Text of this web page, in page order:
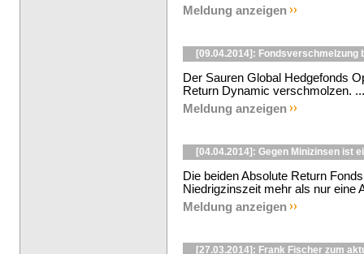
Meldung anzeigen
[09.04.2014]: Fondsverschmelzung
Der Sauren Global Hedgefonds
Return Dynamic verschmolzen. ...
Meldung anzeigen
[04.04.2014]: Gegen Minizinsen ist
Die beiden Absolute Return
Niedrigzinszeit mehr als nur eine
Meldung anzeigen
[27.03.2014]: Frank Fischer zum